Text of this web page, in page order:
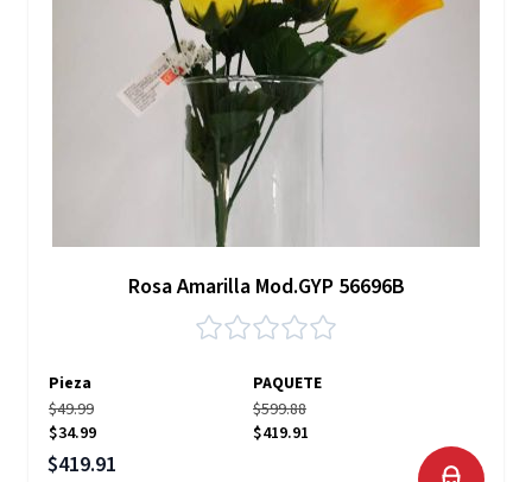
Rosa Amarilla Mod.GYP 56696B
Pieza
PAQUETE
$49.99
$34.99
$599.88
$419.91
Precio especial
$419.91